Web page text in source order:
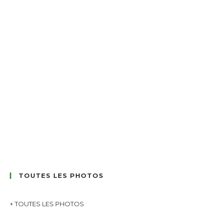
TOUTES LES PHOTOS
+ TOUTES LES PHOTOS